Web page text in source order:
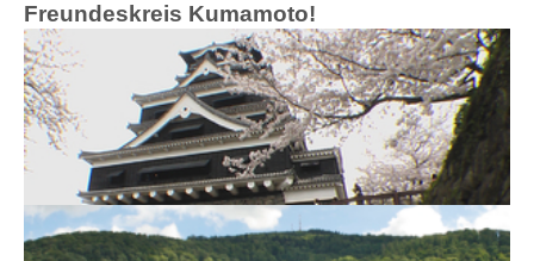
Freundeskreis Kumamoto!